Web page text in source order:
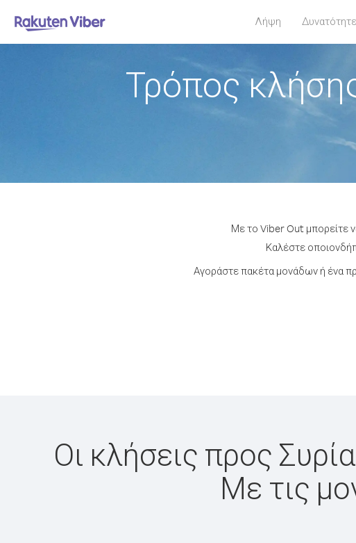
Λήψη
Τρόπος
Με το Viber Out μπορείτε
Καλέστε
Αγοράστε πακέτα μονάδων ή ένα
Οι κλήσεις προς
Με τις